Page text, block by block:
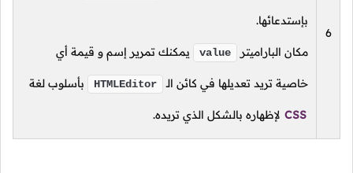
6
بإستدعائها.
مكان الباراميتر value يمكنك تمرير إسم و قيمة أي
خاصية تريد تعديلها في كائن الـ HTMLEditor بأسلوب لغة
CSS لإظهاره بالشكل الذي تريده.